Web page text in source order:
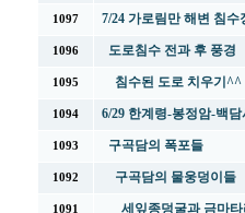
1097 7/24 가로림만 해변 침수
1096 도로침수 전과 후 풍경
1095 침수된 도로 치우기^^
1094 6/29 한계령-봉정암-백
1093 구곡담의 폭포들
1092 구곡담의 물웅덩이들
1091 세잎종덩굴과 금마